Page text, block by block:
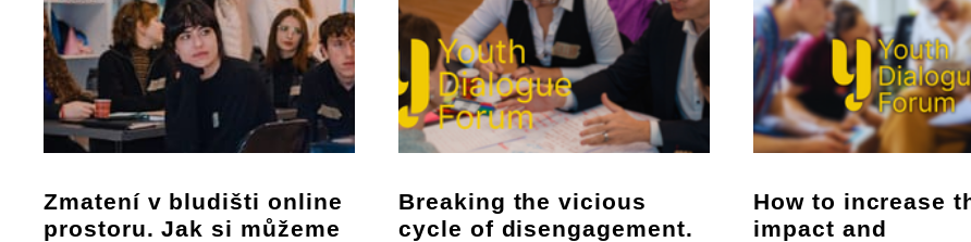
Zmatení v bludišti online
prostoru. Jak si můžeme
Breaking the vicious
cycle of disengagement.
How to increase
impact and